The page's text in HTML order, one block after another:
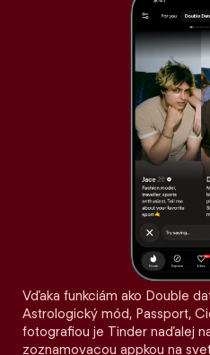
Vďaka funkciám ako Double
Astrologický mód, Passport,
fotografiou je Tinder naďalej
zoznamovacou appkou na